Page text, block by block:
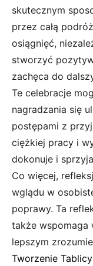
skutecznym
przez całą
osiągnięć,
stworzyć
zachęca do
Te celebracje
nagradzania się
postępami z
ciężkiej pracy i
dokonuje i
Co więcej,
wglądu w
poprawy. Ta
także wspomaga
lepszym
Tworzenie